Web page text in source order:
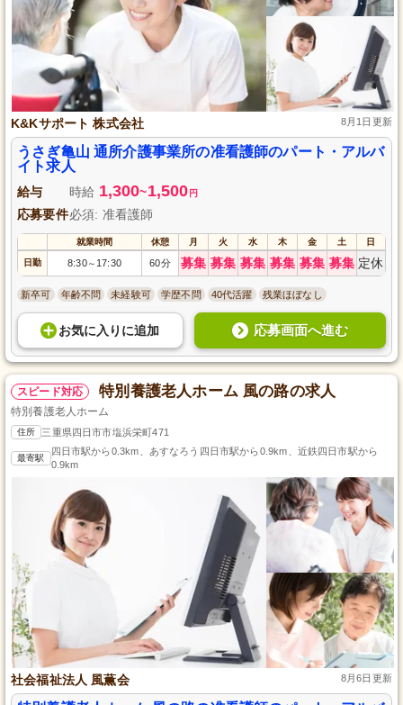
K&Kサポート 株式会社 8月1日更新
うさぎ亀山 通所介護事業所の准看護師のパート・アルバ
イト求人
給与 時給 1,300~1,500 円
応募要件必須: 准看護師
就業時間 休憩 月 火 水 木 金 土 日
日勤 8:30～ 17:30 60分 募集 募集 募集 募集 募集 募集 定休
新卒可 年齢不問 未経験可 学歴不問 40代活躍 残業ほぼなし
お気に入り に追加 応募画面へ進む
スピード対応 特別養護老人ホーム 風の路の求人
特別養護老人ホーム
住所 三重県四日市市塩浜栄町471
最寄駅
四日市駅から0.3km、あすなろう四日市駅から0.9km、近鉄四日市駅から
0.9km
社会福祉法人 風薫会 8月6日更新